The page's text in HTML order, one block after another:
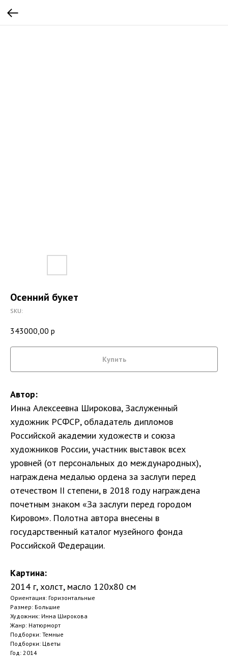
Осенний букет
SKU:
343000,00 р
Купить
Автор:
Инна Алексеевна Широкова, Заслуженный
художник РСФСР, обладатель дипломов
Российской академии художеств и союза
художников России, участник выставок всех
уровней (от персональных до международных),
награждена медалью ордена за заслуги перед
отечеством II степени, в 2018 году награждена
почетным знаком «За заслуги перед городом
Кировом». Полотна автора внесены в
государственный каталог музейного фонда
Российской Федерации.
Картина:
2014 г, холст, масло 120х80 см
Ориентация: Горизонтальные
Размер: Большие
Художник: Инна Широкова
Жанр: Натюрморт
Подборки: Темные
Подборки: Цветы
Год: 2014